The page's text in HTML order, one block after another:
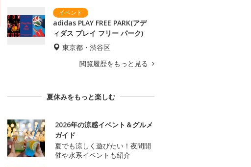
adidas PLAY FREE PARK(アデ
ィダス プレイ フリー パーク)
東京都・渋谷区
閲覧履歴をもっと見る
夏休みをもっと楽しむ
2026年の涼感イベント＆グルメ
ガイド
夏でも涼しく遊びたい！夜間開
催や水系イベントも紹介